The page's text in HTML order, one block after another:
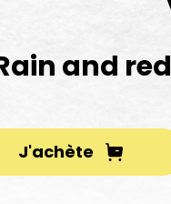
and red
J'achète